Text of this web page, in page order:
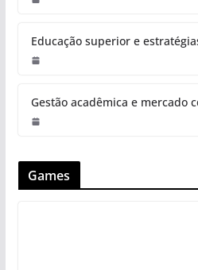
Educação superior e
Gestão acadêmica e mercado
Games